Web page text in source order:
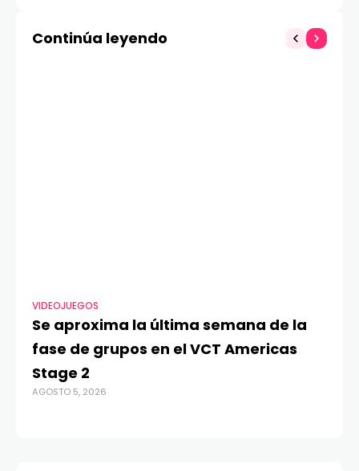
global
Continúa leyendo
VIDEOJUEGOS
Se aproxima la última semana de la
fase de grupos en el VCT Americas
Stage 2
AGOSTO 5, 2026